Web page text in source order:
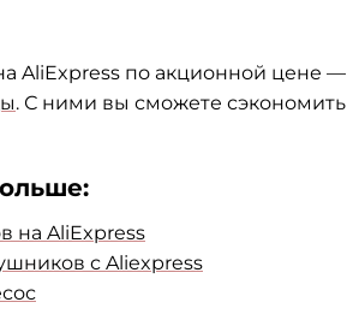
AliExpress по акционной цене —
. С ними вы сможете сэкономить
на AliExpress
с Aliexpress